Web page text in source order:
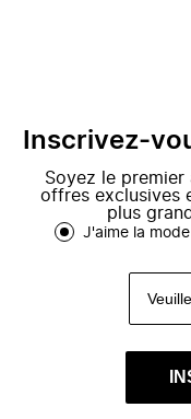
Inscrivez-
Soyez le premier
offres exclusives
plus
J'aime la